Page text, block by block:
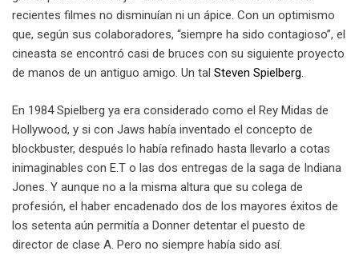
recientes filmes no disminuían ni un ápice. Con un optimismo
que, según sus colaboradores, “siempre ha sido contagioso”, el
cineasta se encontró casi de bruces con su siguiente proyecto
de manos de un antiguo amigo. Un tal Steven Spielberg.
En 1984 Spielberg ya era considerado como el Rey Midas de
Hollywood, y si con Jaws había inventado el concepto de
blockbuster, después lo había refinado hasta llevarlo a cotas
inimaginables con E.T o las dos entregas de la saga de Indiana
Jones. Y aunque no a la misma altura que su colega de
profesión, el haber encadenado dos de los mayores éxitos de
los setenta aún permitía a Donner detentar el puesto de
director de clase A. Pero no siempre había sido así.